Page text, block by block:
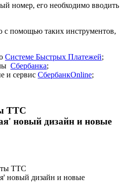
номер, его необходимо вводить
с помощью таких инструментов,
Cистеме Быстрых Платежей;
Сбербанка;
и сервис СбербанкOnline;
ТТС
новый дизайн и новые